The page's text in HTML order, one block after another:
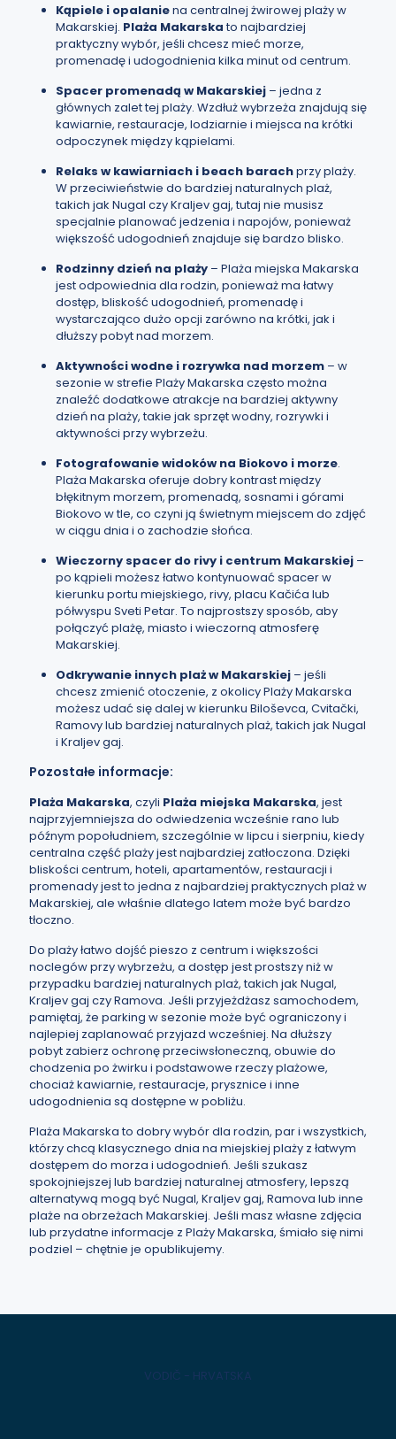
Kąpiele i opalaniena centralnej żwirowej plaży w
Makarskiej. Plaża Makarskato najbardziej
praktyczny wybór, jeśli chcesz mieć morze,
promenadę i udogodnienia kilka minut od centrum.
Spacer promenadą w Makarskiej – jedna z
głównych zalet tej plaży. Wzdłuż wybrzeża znajdują się
kawiarnie, restauracje, lodziarnie i miejsca na krótki
odpoczynek między kąpielami.
Relaks w kawiarniach i beach barachprzy plaży.
W przeciwieństwie do bardziej naturalnych plaż,
takich jak Nugal czy Kraljev gaj, tutaj nie musisz
specjalnie planować jedzenia i napojów, ponieważ
większość udogodnień znajduje się bardzo blisko.
Rodzinny dzień na plaży – Plaża miejska Makarska
jest odpowiednia dla rodzin, ponieważ ma łatwy
dostęp, bliskość udogodnień, promenadę i
wystarczająco dużo opcji zarówno na krótki, jak i
dłuższy pobyt nad morzem.
Aktywności wodne i rozrywka nad morzem – w
sezonie w strefie Plaży Makarska często można
znaleźć dodatkowe atrakcje na bardziej aktywny
dzień na plaży, takie jak sprzęt wodny, rozrywki i
aktywności przy wybrzeżu.
Fotografowanie widoków na Biokovo i morze.
Plaża Makarska oferuje dobry kontrast między
błękitnym morzem, promenadą, sosnami i górami
Biokovo w tle, co czyni ją świetnym miejscem do zdjęć
w ciągu dnia i o zachodzie słońca.
Wieczorny spacer do rivy i centrum Makarskiej –
po kąpieli możesz łatwo kontynuować spacer w
kierunku portu miejskiego, rivy, placu Kačića lub
półwyspu Sveti Petar. To najprostszy sposób, aby
połączyć plażę, miasto i wieczorną atmosferę
Makarskiej.
Odkrywanie innych plaż w Makarskiej – jeśli
chcesz zmienić otoczenie, z okolicy Plaży Makarska
możesz udać się dalej w kierunku Biloševca, Cvitački,
Ramovy lub bardziej naturalnych plaż, takich jak Nugal
i Kraljev gaj.
Pozostałe informacje:
Plaża Makarska, czyli Plaża miejska Makarska, jest
najprzyjemniejsza do odwiedzenia wcześnie rano lub
późnym popołudniem, szczególnie w lipcu i sierpniu, kiedy
centralna część plaży jest najbardziej zatłoczona. Dzięki
bliskości centrum, hoteli, apartamentów, restauracji i
promenady jest to jedna z najbardziej praktycznych plaż w
Makarskiej, ale właśnie dlatego latem może być bardzo
tłoczno.
Do plaży łatwo dojść pieszo z centrum i większości
noclegów przy wybrzeżu, a dostęp jest prostszy niż w
przypadku bardziej naturalnych plaż, takich jak Nugal,
Kraljev gaj czy Ramova. Jeśli przyjeżdżasz samochodem,
pamiętaj, że parking w sezonie może być ograniczony i
najlepiej zaplanować przyjazd wcześniej. Na dłuższy
pobyt zabierz ochronę przeciwsłoneczną, obuwie do
chodzenia po żwirku i podstawowe rzeczy plażowe,
chociaż kawiarnie, restauracje, prysznice i inne
udogodnienia są dostępne w pobliżu.
Plaża Makarska to dobry wybór dla rodzin, par i wszystkich,
którzy chcą klasycznego dnia na miejskiej plaży z łatwym
dostępem do morza i udogodnień. Jeśli szukasz
spokojniejszej lub bardziej naturalnej atmosfery, lepszą
alternatywą mogą być Nugal, Kraljev gaj, Ramova lub inne
plaże na obrzeżach Makarskiej. Jeśli masz własne zdjęcia
lub przydatne informacje z Plaży Makarska, śmiało się nimi
podziel – chętnie je opublikujemy.
VODIČ - HRVATSKA